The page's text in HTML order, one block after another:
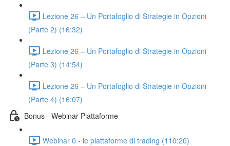
Lezione 26 – Un Portafoglio di Strategie in Opzioni
(Parte 2) (16:32)
Lezione 26 – Un Portafoglio di Strategie in Opzioni
(Parte 3) (14:54)
Lezione 26 – Un Portafoglio di Strategie in Opzioni
(Parte 4) (16:07)
Bonus - Webinar Piattaforme
Webinar 0 - le piattaforme di trading (110:20)